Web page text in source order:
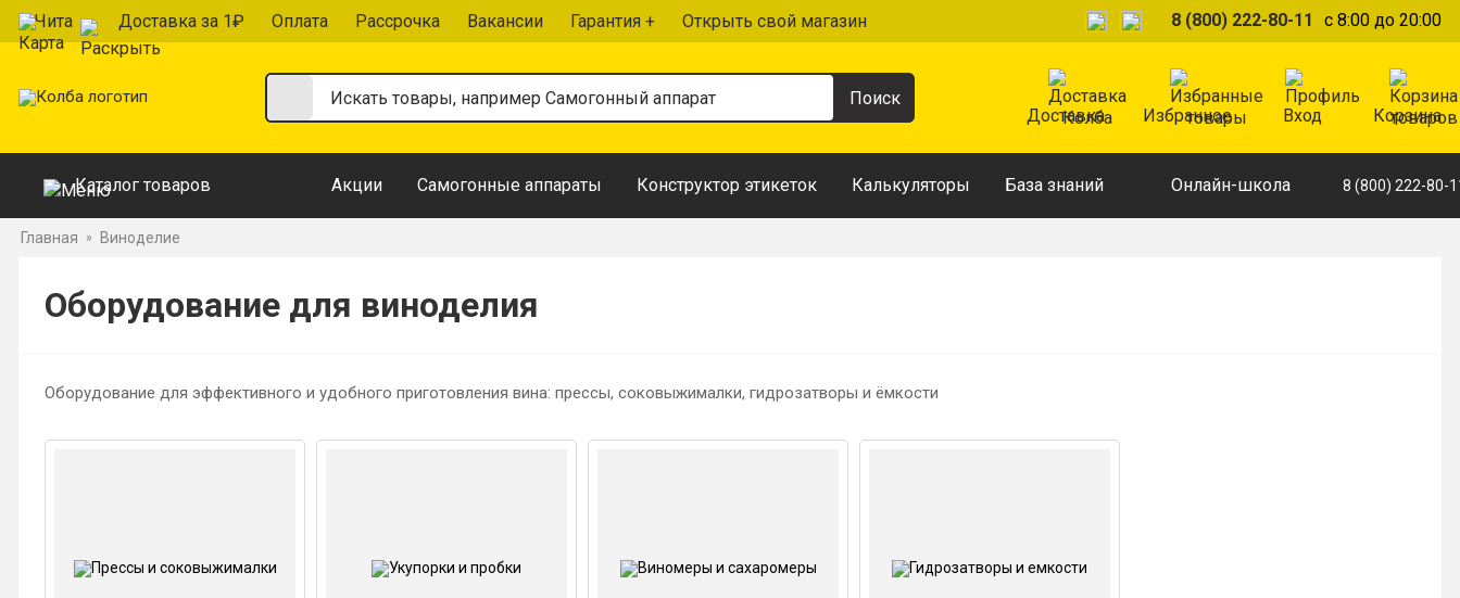
Чита Доставка за 1₽ Оплата Рассрочка Вакансии Гарантия + Открыть свой магазин 8 (800) 222-80-11 с 8:00 до 20:00
Доставка Избранное Вход Корзина
Каталог товаров Акции Самогонные аппараты Конструктор этикеток Калькуляторы База знаний Онлайн-школа 8 (800) 222-80-
Главная » Виноделие
Оборудование для виноделия
Оборудование для эффективного и удобного приготовления вина: прессы, соковыжималки, гидрозатворы и ёмкости